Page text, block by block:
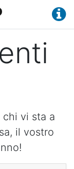
chi vi sta a
il vostro